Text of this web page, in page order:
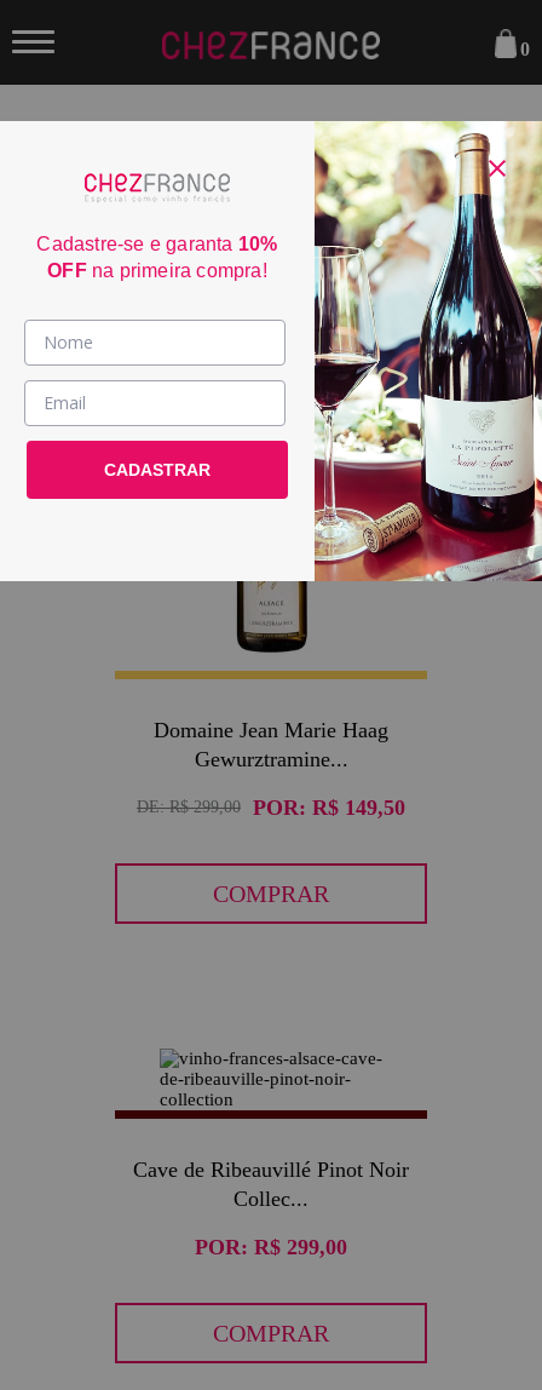
Vinhos >
País / Região >
Le Club >
0
ORDENAR POR:
50
91
Domaine Jean Marie Haag
Gewurztramine...
DE:R$ 299,00 POR: R$ 149,50
COMPRAR
Cave de Ribeauvillé Pinot Noir
Collec...
POR: R$ 299,00
COMPRAR
Cadastre-se e garanta 10%
OFFna primeira compra!
CADASTRAR